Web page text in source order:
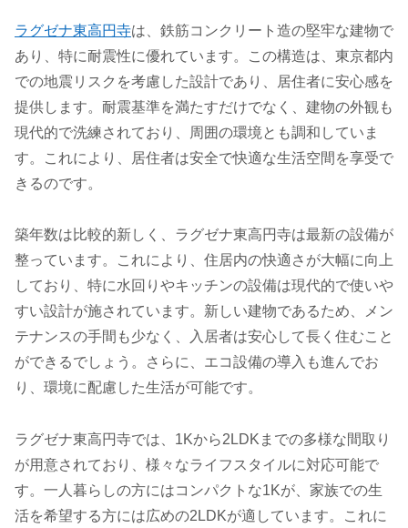
ラグゼナ東高円寺は、鉄筋コンクリート造の堅牢な建物で
あり、特に耐震性に優れています。この構造は、東京都内
での地震リスクを考慮した設計であり、居住者に安心感を
提供します。耐震基準を満たすだけでなく、建物の外観も
現代的で洗練されており、周囲の環境とも調和していま
す。これにより、居住者は安全で快適な生活空間を享受で
きるのです。
築年数は比較的新しく、ラグゼナ東高円寺は最新の設備が
整っています。これにより、住居内の快適さが大幅に向上
しており、特に水回りやキッチンの設備は現代的で使いや
すい設計が施されています。新しい建物であるため、メン
テナンスの手間も少なく、入居者は安心して長く住むこと
ができるでしょう。さらに、エコ設備の導入も進んでお
り、環境に配慮した生活が可能です。
ラグゼナ東高円寺では、1Kから2LDKまでの多様な間取り
が用意されており、様々なライフスタイルに対応可能で
す。一人暮らしの方にはコンパクトな1Kが、家族での生
活を希望する方には広めの2LDKが適しています。これに